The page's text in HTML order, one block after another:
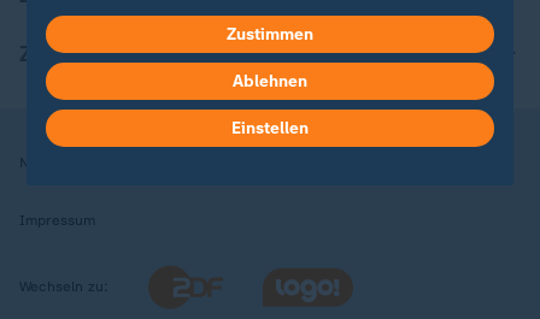
ZDFheute Apps
Nutzungsbedingungen
Impressum
Wechseln zu:
kannst du jederzeit mit Wirkung für die Zukunft
in deinen Einstellungen widerrufen oder ändern.
Hier findest du das Impressum.
Weitere Informationen findest du in unserer
Zustimmen
Ablehnen
Einstellen